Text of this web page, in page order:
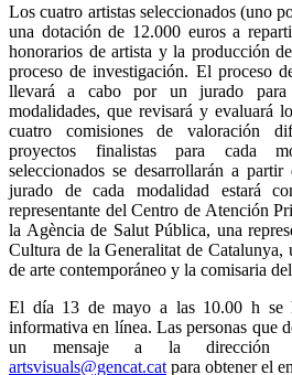
Los cuatro artistas seleccionados (uno
una dotación de 12.000 euros a
honorarios de artista y la producción
proceso de investigación. El proceso
llevará a cabo por un jurado
modalidades, que revisará y evaluará
cuatro comisiones de valoración
proyectos finalistas para cada
seleccionados se desarrollarán a
jurado de cada modalidad estará
representante del Centro de Atención
la Agència de Salut Pública, una
Cultura de la Generalitat de Catalunya,
de arte contemporáneo y la comisaria
El día 13 de mayo a las 10.00 h se
informativa en línea. Las personas que
un mensaje a la dirección
artsvisuals@gencat.cat para obtener el